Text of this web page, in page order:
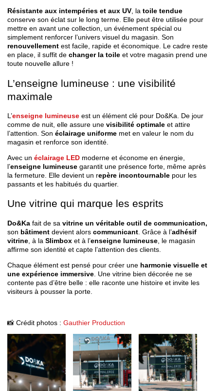
Résistante aux intempéries et aux UV , la toile tendue
conserve son éclat sur le long terme. Elle peut être utilisée pour
mettre en avant une collection, un événement spécial ou
simplement renforcer l’univers visuel du magasin. Son
renouvellement est facile, rapide et économique. Le cadre reste
en place, il suffit de changer la toile et votre magasin prend une
toute nouvelle allure !
L’enseigne lumineuse : une visibilité
maximale
L’enseigne lumineuse est un élément clé pour Do&Ka. De jour
comme de nuit, elle assure une visibilité optimale et attire
l’attention. Son éclairage uniforme met en valeur le nom du
magasin et renforce son identité.
Avec un éclairage LED moderne et économe en énergie,
l’enseigne lumineuse garantit une présence forte, même après
la fermeture. Elle devient un repère incontournable pour les
passants et les habitués du quartier.
Une vitrine qui marque les esprits
Do&Ka fait de sa vitrine un véritable outil de communication,
son bâtiment devient alors communicant . Grâce à l’adhésif
vitrine , à la Slimbox et à l’enseigne lumineuse , le magasin
affirme son identité et capte l’attention des clients.
Chaque élément est pensé pour créer une harmonie visuelle et
une expérience immersive . Une vitrine bien décorée ne se
contente pas d’être belle : elle raconte une histoire et invite les
visiteurs à pousser la porte.
📸 Crédit photos : Gauthier Production